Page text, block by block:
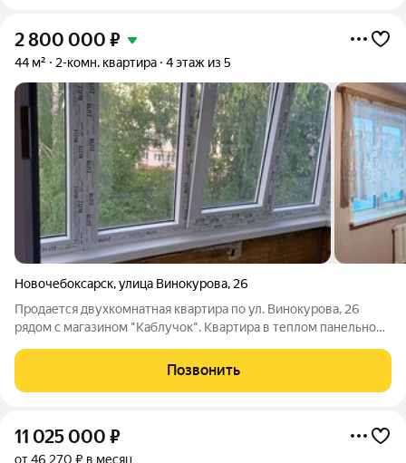
2 800 000 ₽
44 м² 2-комн. квартира 4 этаж из 5
Новочебоксарск,улица Винокурова, 26
Продается двухкомнатная квартира по ул. Винокурова, 26
рядом с магазином "Каблучок". Квартира в теплом панельном
совмещенный, установлены пластиковые окна, пластиковые
рамы на балконе, ванная
Позвонить
11 025 000 ₽
от 46 270 ₽ в месяц